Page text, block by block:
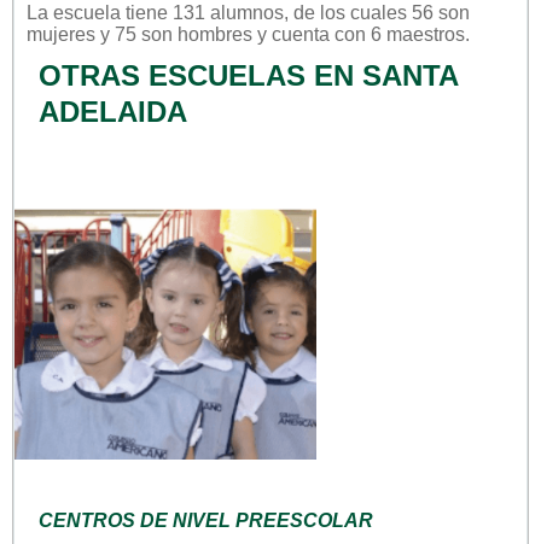
La escuela tiene 131 alumnos, de los cuales 56 son
mujeres y 75 son hombres y cuenta con 6 maestros.
OTRAS ESCUELAS EN SANTA
ADELAIDA
CENTROS DE NIVEL PREESCOLAR